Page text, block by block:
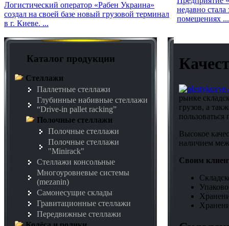
Логистический оператор «Рабен Украина»
создал на своей базе новый грузовой терминал
в г. Киеве. ...
недавно
помещениях ...
Каталог продукции
Стеллажи
Паллетные стеллажи
Глубинные набивные стеллажи
“Drive-in pallet racking”
Полочные стеллажи
Полочные стеллажи
Полочные стеллажи
"Minirack"
Стеллажи консольные
Многоуровневые системы
(mezanin)
Самонесущие склады
Гравитационные стеллажи
Передвижные стеллажи
рынке
грузов, а
Высокое
наличием
Своим